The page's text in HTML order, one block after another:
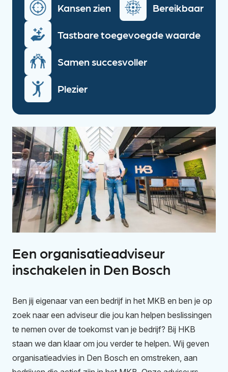
Kansen zien Bereikbaar
Tastbare toegevoegde waarde
Samen succesvoller
Plezier
Een organisatieadviseur
inschakelen in Den Bosch
Ben jij eigenaar van een bedrijf in het MKB en ben je op
zoek naar een adviseur die jou kan helpen beslissingen
te nemen over de toekomst van je bedrijf? Bij HKB
staan we dan klaar om jou verder te helpen. Wij geven
organisatieadvies in Den Bosch en omstreken, aan